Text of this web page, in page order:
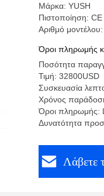
Μάρκα: YUSH
Πιστοποίηση: CE
Αριθμό
Όροι πληρωμής
Ποσότητα
Τιμή: 32800USD
Συσκευασία
Χρόνος
Όροι πληρωμής:
Δυνατότητα
Λάβετε